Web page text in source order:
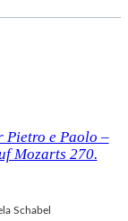
Pietro e Paolo –
Mozarts 270.
Schabel